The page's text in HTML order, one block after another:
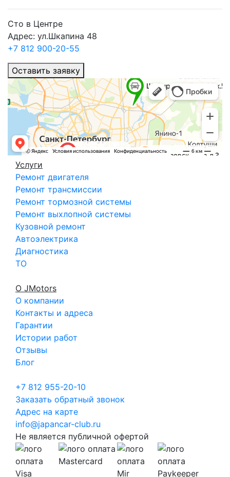
Сто в Центре
Адрес: ул.Шкапина 48
+7 812 900-20-55
Оставить заявку
Услуги
Ремонт двигателя
Ремонт трансмиссии
Ремонт тормозной системы
Ремонт выхлопной системы
Кузовной ремонт
Автоэлектрика
Диагностика
ТО
О JMotors
О компании
Контакты и адреса
Гарантии
Истории работ
Отзывы
Блог
+7 812 955-20-10
Заказать обратный звонок
Адрес на карте
info@japancar-club.ru
Не является публичной офертой